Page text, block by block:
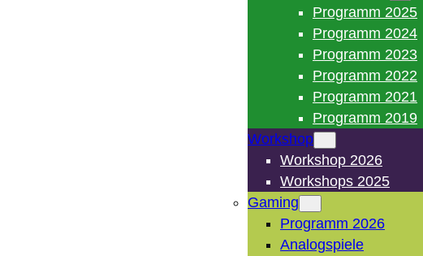
Programm 2025
Programm 2024
Programm 2023
Programm 2022
Programm 2021
Programm 2019
Workshop
Workshop 2026
Workshops 2025
Gaming
Programm 2026
Analogspiele